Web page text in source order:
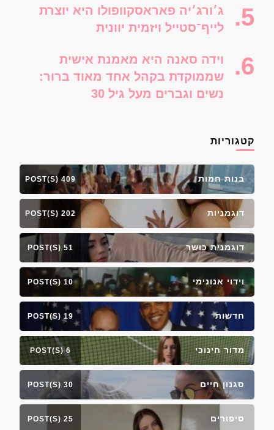
ג׳ורג׳יה פאראסקוופולו היא יוצרת
לייף־סטייל ויזמית יוונית
וידה סאנה היא מאמנת אישית
שממוקדת בקהל אחד מאוד ברור:
נשים וגברים מעל גיל 30
קטגוריות
בנות חמות 409 POST(S)
דוגמניות 202 POST(S)
דוגמנית כושר 51 POST(S)
וידוי אנונימי 10 POST(S)
חדשות 19 POST(S)
מדור חינוכי 6 POST(S)
סגנון חיים 30 POST(S)
סיפורים 25 POST(S)